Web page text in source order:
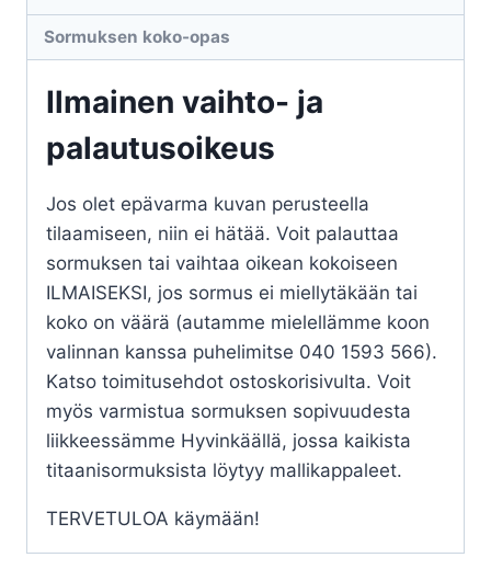
Sormuksen koko-opas
Ilmainen vaihto- ja
palautusoikeus
Jos olet epävarma kuvan perusteella
tilaamiseen, niin ei hätää. Voit palauttaa
sormuksen tai vaihtaa oikean kokoiseen
ILMAISEKSI, jos sormus ei miellytäkään tai
koko on väärä (autamme mielellämme koon
valinnan kanssa puhelimitse 040 1593 566).
Katso toimitusehdot ostoskorisivulta. Voit
myös varmistua sormuksen sopivuudesta
liikkeessämme Hyvinkäällä, jossa kaikista
titaanisormuksista löytyy mallikappaleet.
TERVETULOA käymään!